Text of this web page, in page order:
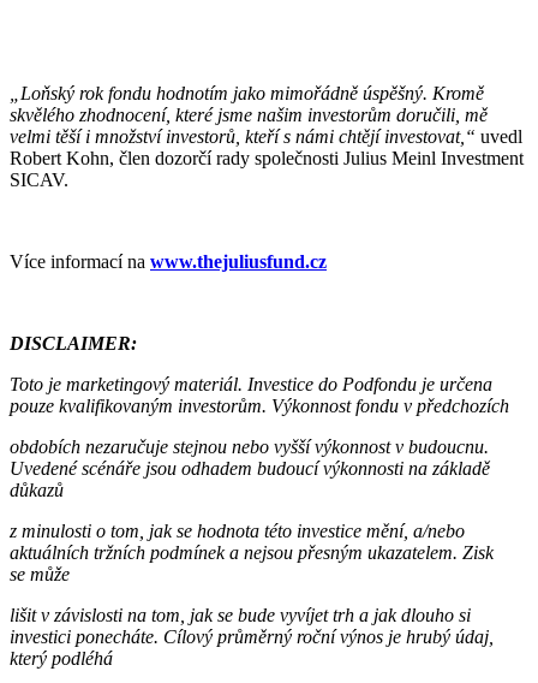
„Loňský rok fondu hodnotím jako mimořádně úspěšný. Kromě
skvělého zhodnocení, které jsme našim investorům doručili, mě
velmi těší i množství investorů, kteří s námi chtějí investovat,“ uvedl
Robert Kohn, člen dozorčí rady společnosti Julius Meinl Investment
SICAV.
Více informací na www.thejuliusfund.cz
DISCLAIMER:
Toto je marketingový materiál. Investice do Podfondu je určena
pouze kvalifikovaným investorům. Výkonnost fondu v předchozích
obdobích nezaručuje stejnou nebo vyšší výkonnost v budoucnu.
Uvedené scénáře jsou odhadem budoucí výkonnosti na základě
důkazů
z minulosti o tom, jak se hodnota této investice mění, a/nebo
aktuálních tržních podmínek a nejsou přesným ukazatelem. Zisk
se může
lišit v závislosti na tom, jak se bude vyvíjet trh a jak dlouho si
investici ponecháte. Cílový průměrný roční výnos je hrubý údaj,
který podléhá